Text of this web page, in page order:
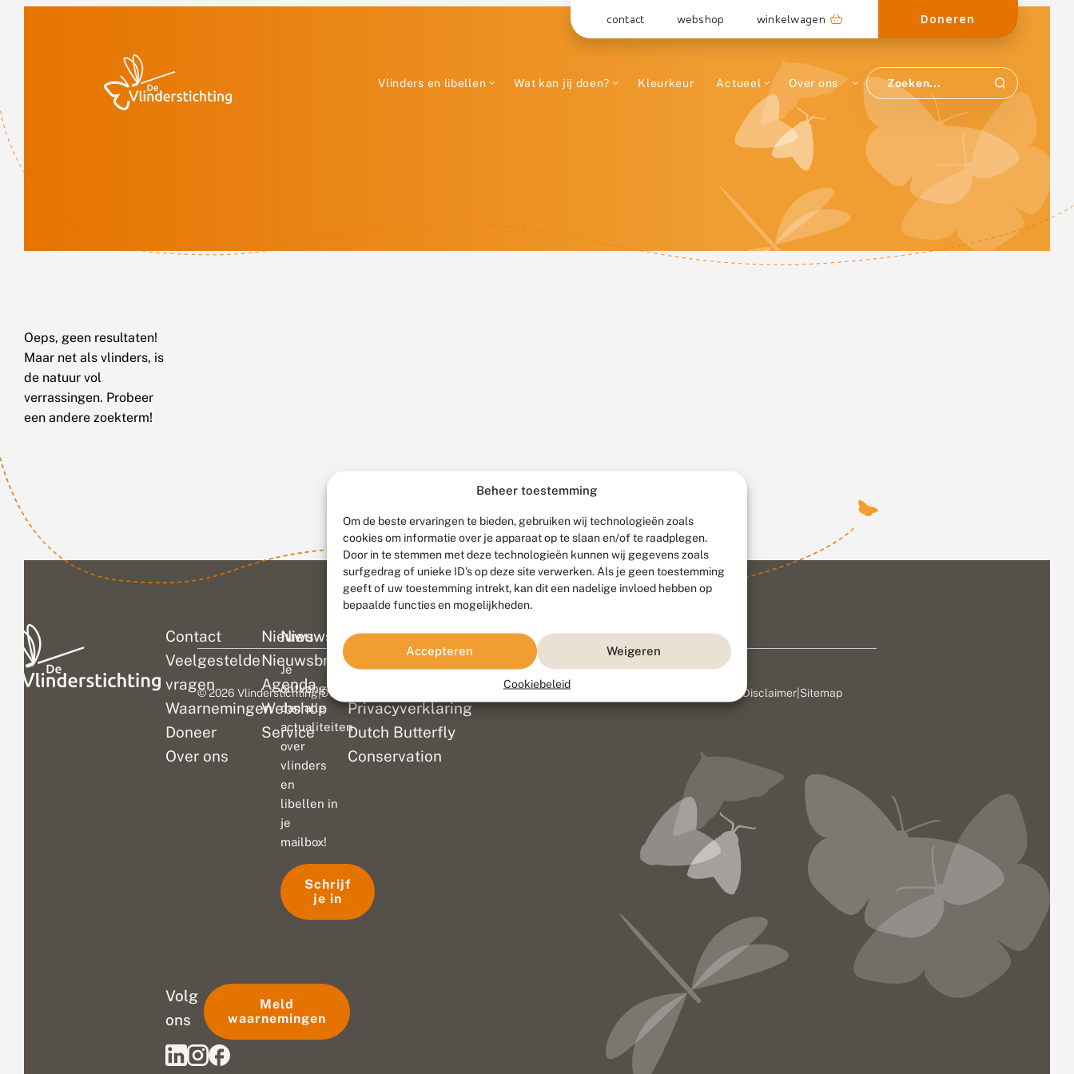
Beheer toestemming
Om de beste ervaringen te bieden, gebruiken wij technologieën zoals
cookies om informatie over je apparaat op te slaan en/of te raadplegen.
Door in te stemmen met deze technologieën kunnen wij gegevens zoals
surfgedrag of unieke ID's op deze site verwerken. Als je geen toestemming
geeft of uw toestemming intrekt, kan dit een nadelige invloed hebben op
bepaalde functies en mogelijkheden.
Accepteren Weigeren
Cookiebeleid
contact webshop winkelwagen Doneren
Vlinders en libellen Wat kan jij doen? Kleurkeur Actueel Over ons
Oeps, geen resultaten!
Maar net als vlinders, is
de natuur vol
verrassingen. Probeer
een andere zoekterm!
Contact
Veelgestelde
vragen
Waarnemingen
Doneer
Over ons
Nieuws
Nieuwsbrief
Agenda
Webshop
Service
Colofon
Disclaimer
Privacyverklaring
Dutch Butterfly
Conservation
Nieuwsbrief
Je
ontvangt
dan alle
actualiteiten
over
vlinders
en
libellen in
je
mailbox!
Schrijf
je in
Volg
ons
Meld
waarnemingen
© 2026 Vlinderstichting|Duurzaam ontwikkeld door Go2People, ontworpen door Disclaimer Sitemap